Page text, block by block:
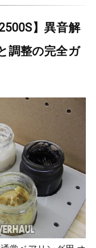
】異音解
調整の完全ガ